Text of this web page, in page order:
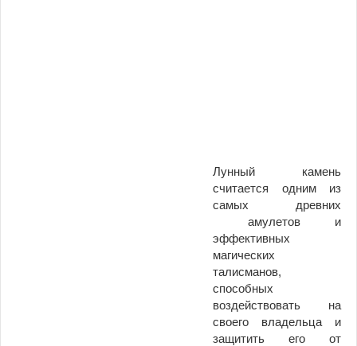
Лунный камень
считается одним из
самых древних
амулетов и
эффективных
магических
талисманов,
способных
воздействовать на
своего владельца и
защитить его от